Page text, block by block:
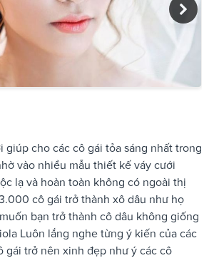
giúp cho các cô gái tỏa sáng nhất trong
vào nhiều mẫu thiết kế váy cưới
lạ và hoàn toàn không có ngoài thị
cô gái trở thành xô dâu như họ
bạn trở thành cô dâu không giống
Luôn lắng nghe từng ý kiến của các
gái trở nên xinh đẹp như ý các cô